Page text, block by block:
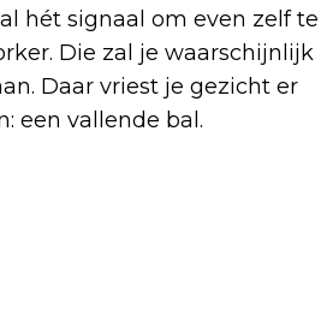
hét signaal om even zelf te
Die zal je waarschijnlijk
Daar vriest je gezicht er
een vallende bal.